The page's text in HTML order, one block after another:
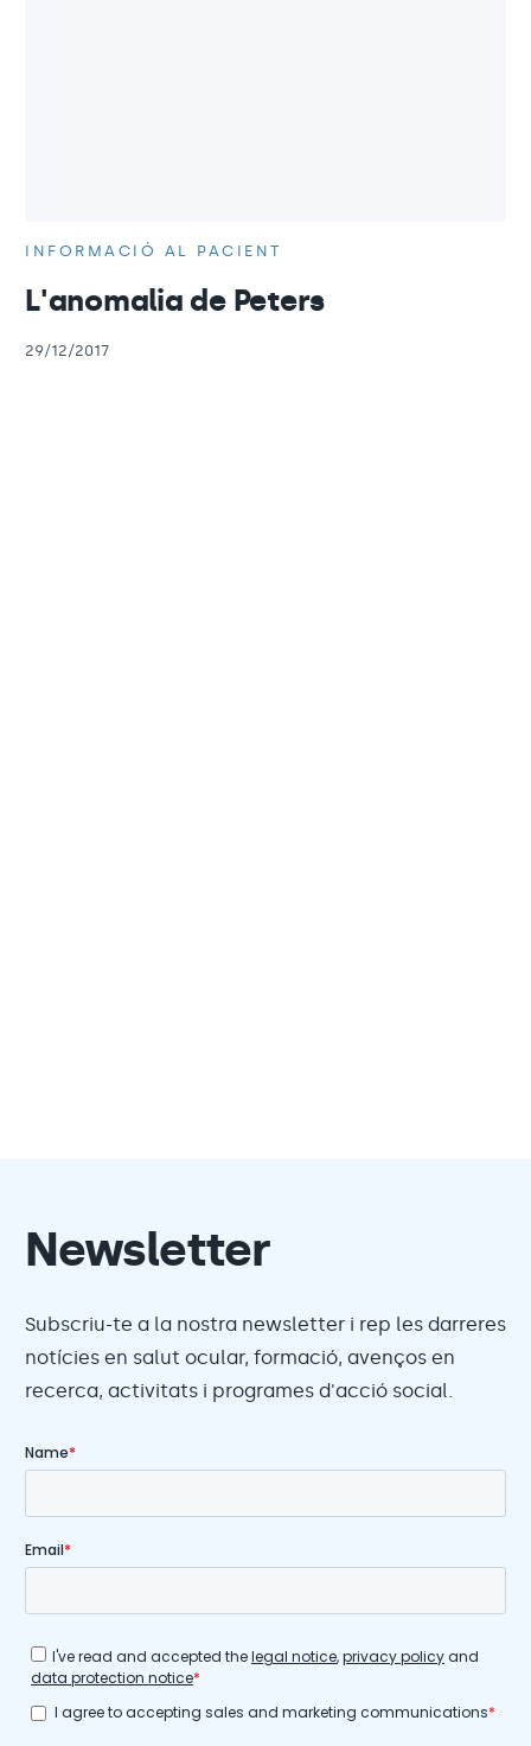
INFORMACIÓ AL PACIENT
L'anomalia de Peters
29/12/2017
Newsletter
Subscriu-te a la nostra newsletter i rep les darreres
notícies en salut ocular, formació, avenços en
recerca, activitats i programes d'acció social.